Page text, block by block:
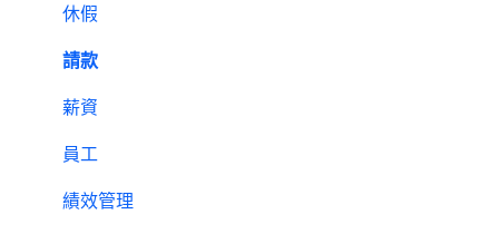
休假
請款
薪資
員工
績效管理